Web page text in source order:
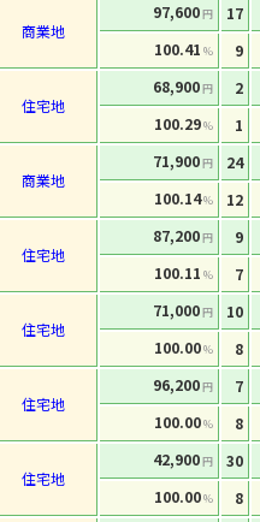
商業地
97,600円 17
100.41 % 9
住宅地
68,900円 2
100.29% 1
商業地
71,900円 24
100.14% 12
住宅地
87,200円 9
100.11 % 7
住宅地
71,000円 10
100.00% 8
住宅地
96,200円 7
100.00% 8
住宅地
42,900円 30
100.00% 8